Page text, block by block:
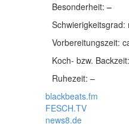
Besonderheit: –
Schwierigkeitsgrad:
Vorbereitungszeit:
Koch- bzw. Backzeit:
Ruhezeit: –
blackbeats.fm
FESCH.TV
news8.de